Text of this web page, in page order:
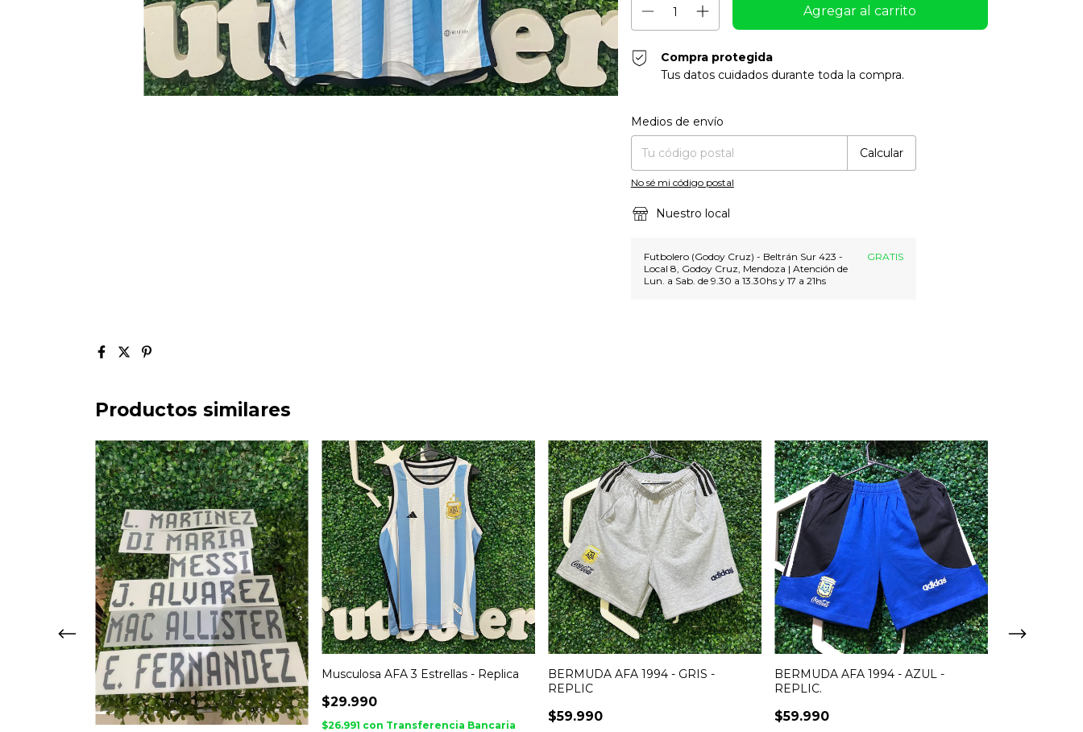
Compra protegida
Tus datos cuidados durante toda la compra.
Entregas para el CP:
Medios de envío
Calcular
No sé mi código postal
Nuestro local
Futbolero (Godoy Cruz) - Beltrán Sur 423 -
Local 8, Godoy Cruz, Mendoza | Atención de
Lun. a Sab. de 9.30 a 13.30hs y 17 a 21hs
GRATIS
Productos similares
Musculosa AFA 3 Estrellas - Replica
$29.990
$26.991 con Transferencia Bancaria
BERMUDA AFA 1994 - GRIS -
REPLIC
$59.990
BERMUDA AFA 1994 - AZUL -
REPLIC.
$59.990